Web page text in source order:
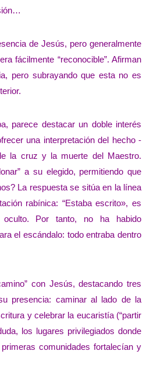
de Jesús, pero generalmente
fácilmente “reconocible”. Afirman
pero subrayando que esta no es
parece destacar un doble interés
una interpretación del hecho -
la cruz y la muerte del Maestro.
a su elegido, permitiendo que
La respuesta se sitúa en la línea
rabínica: “Estaba escrito», es
Por tanto, no ha habido
el escándalo: todo entraba dentro
con Jesús, destacando tres
presencia: caminar al lado de la
y celebrar la eucaristía (“partir
los lugares privilegiados donde
comunidades fortalecían y